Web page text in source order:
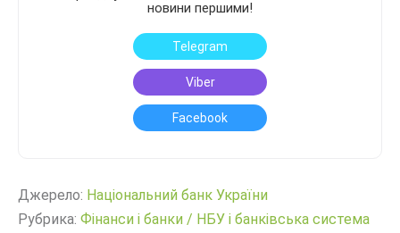
новини першими!
Telegram
Viber
Facebook
Джерело: Нацiональний банк України
Рубрика: Фінанси і банки / НБУ і банківська система